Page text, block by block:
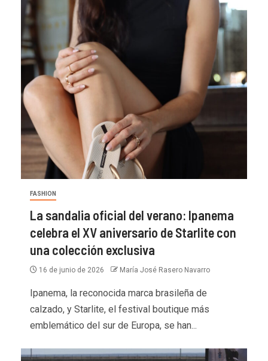
FASHION
La sandalia oficial del verano: Ipanema
celebra el XV aniversario de Starlite con
una colección exclusiva
16 de junio de 2026 María José Rasero Navarro
Ipanema, la reconocida marca brasileña de
calzado, y Starlite, el festival boutique más
emblemático del sur de Europa, se han...